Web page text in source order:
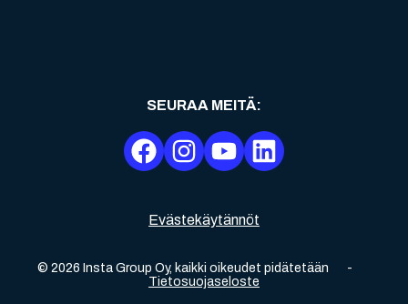
Evästekäytännöt
© 2026 Insta Group Oy, kaikki oikeudet pidätetään
-
Tietosuojaseloste
SEURAA MEITÄ: